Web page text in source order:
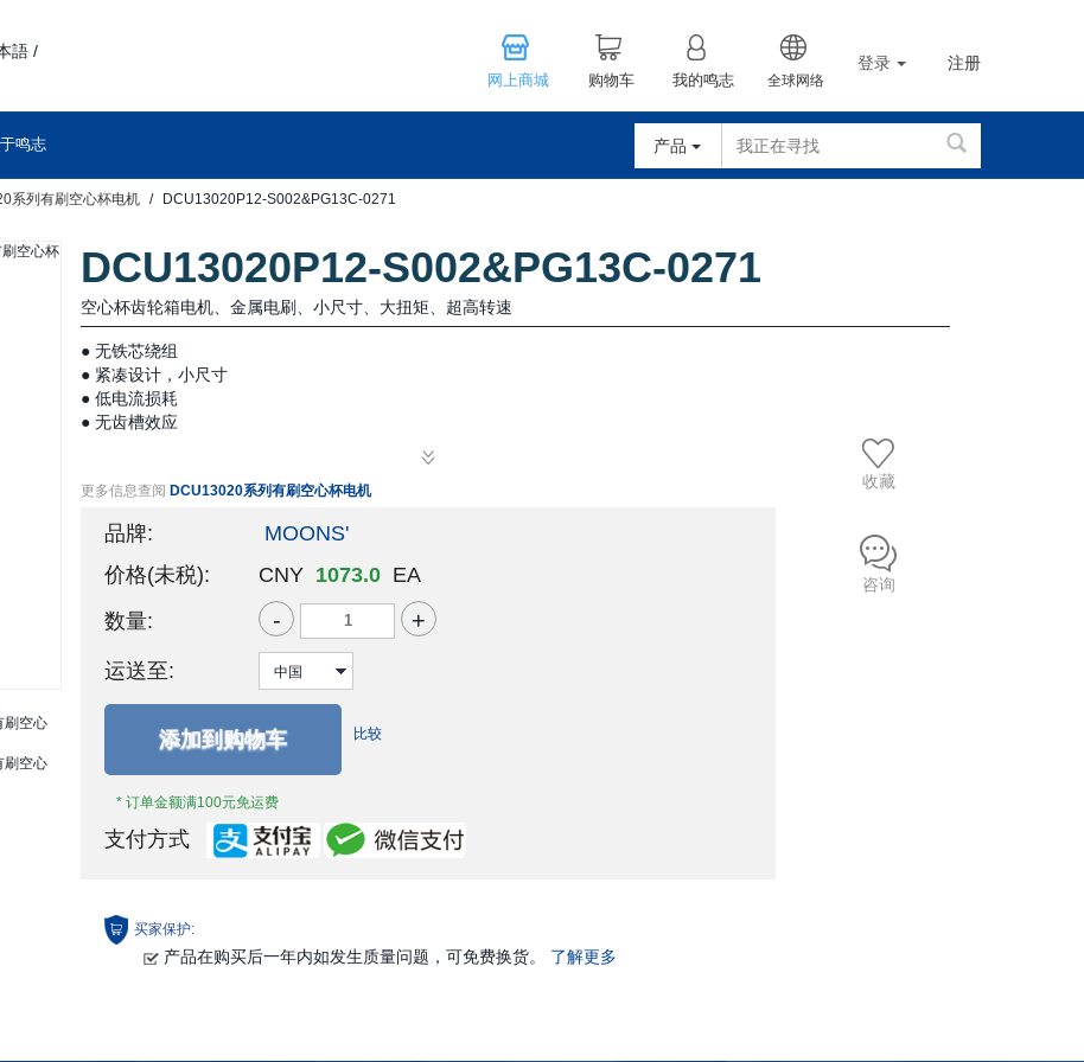
語 /
网上商城 购物车 我的鸣志 全球网络
登录 注册
鸣志 产品
系列有刷空心杯电机 DCU13020P12-S002&PG13C-0271
DCU13020P12-S002&PG13C-0271
空心杯齿轮箱电机、金属电刷、小尺寸、大扭矩、超高转速
● 无铁芯绕组
● 紧凑设计，小尺寸
● 低电流损耗
● 无齿槽效应
更多信息查阅 DCU13020系列有刷空心杯电机
品牌:
MOONS'
价格(未税):
CNY 1073.0 EA
数量:
- +
运送至:
添加到购物车
* 订单金额满100元免运费
比较
支付方式
收藏
咨询
买家保护:
产品在购买后一年内如发生质量问题，可免费换货。 了解更多